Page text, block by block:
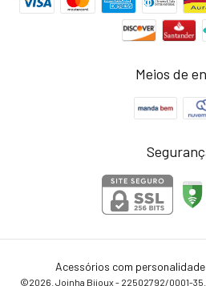
Meios de
Acessórios com
©2026. Joinha Bijoux - 22502792/0001-